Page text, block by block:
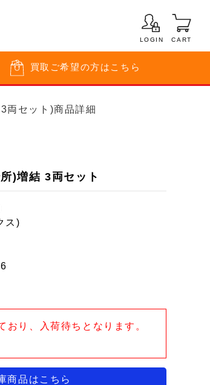
LOGIN CART
買取 ご希望の方はこちら
両セット)商品詳細
)増結 3両セット
ス)
おり、入荷待ちとなります。
商品はこちら